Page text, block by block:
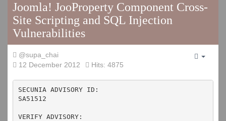
Joomla! JooProperty Component Cross-
Site Scripting and SQL Injection
Vulnerabilities
@supa_chai
12 December 2012
Hits: 4875
SECUNIA ADVISORY ID:
SA51512
VERIFY ADVISORY: